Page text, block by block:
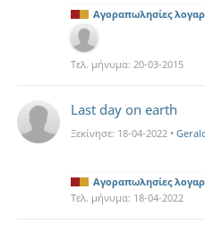
Αγοραπωλησίες
Τελ. μήνυμα: 20-03-2015
Last day on earth
Ξεκίνησε: 18-04-2022 •
Αγοραπωλησίες
Τελ. μήνυμα: 18-04-2022